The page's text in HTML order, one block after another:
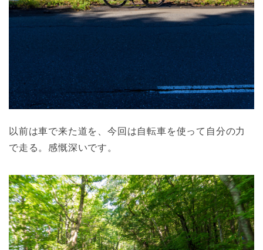
以前は車で来た道を、今回は自転車を使って自分の力
で走る。感慨深いです。